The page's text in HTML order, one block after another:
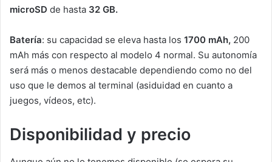
microSD de hasta 32 GB.
Batería: su capacidad se eleva hasta los 1700 mAh, 200
mAh más con respecto al modelo 4 normal. Su autonomía
será más o menos destacable dependiendo como no del
uso que le demos al terminal (asiduidad en cuanto a
juegos, vídeos, etc).
Disponibilidad y precio